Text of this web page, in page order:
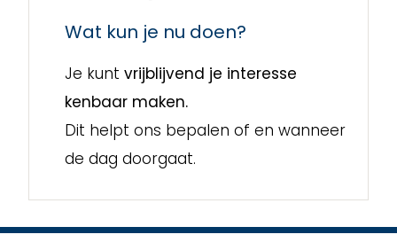
Wat kun je nu doen?
Je kunt vrijblijvend je interesse
kenbaar maken.
Dit helpt ons bepalen of en wanneer
de dag doorgaat.